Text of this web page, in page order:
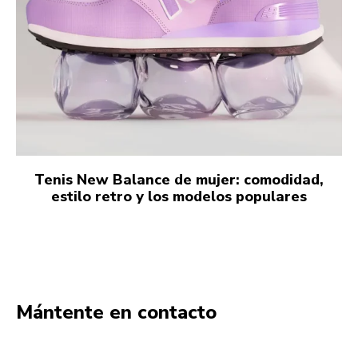
Tenis New Balance de mujer: comodidad,
estilo retro y los modelos populares
Mántente en contacto